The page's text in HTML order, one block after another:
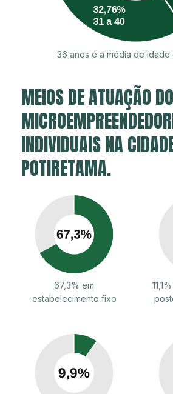
36 anos é a média de idade
MEIOS DE ATUAÇÃO
INDIVIDUAIS NA
POTIRETAMA.
67,3% em
estabelecimento fixo